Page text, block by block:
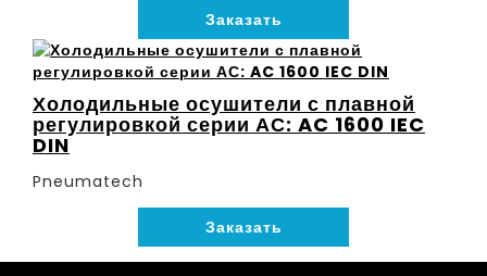
Заказать
Холодильные осушители с плавной
регулировкой серии АС: AC 1600 IEC
DIN
Pneumatech
Заказать